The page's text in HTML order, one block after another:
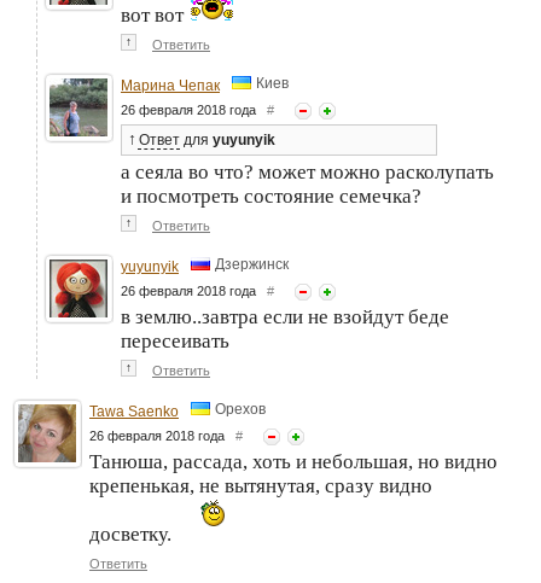
вот вот
↑ Ответить
Марина Чепак Киев
26 февраля 2018 года #
↑ Ответ для yuyunyik
а сеяла во что? может можно расколупать
и посмотреть состояние семечка?
↑ Ответить
yuyunyik Дзержинск
26 февраля 2018 года #
в землю..завтра если не взойдут беде
пересеивать
↑ Ответить
Tawa Saenko Орехов
26 февраля 2018 года #
Танюша, рассада, хоть и небольшая, но видно
крепенькая, не вытянутая, сразу видно
досветку.
Ответить